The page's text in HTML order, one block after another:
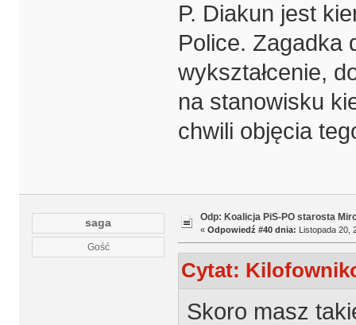
P. Diakun jest
Police. Zagadka
wykształcenie,
na stanowisku
chwili objęcia
saga
Gość
Odp: Koalicja PiS-PO starosta
« Odpowiedź #40 dnia: Listopada 20,
Cytat:
Skoro masz